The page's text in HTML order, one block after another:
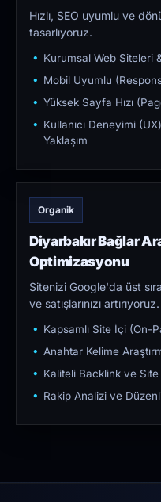
Hızlı, SEO uyumlu ve
tasarlıyoruz.
Kurumsal Web Siteleri
Mobil Uyumlu
Yüksek Sayfa Hızı
Kullanıcı Deneyimi
Yaklaşım
Organik
Diyarbakır Bağlar
Optimizasyonu
Sitenizi Google'da üst
ve satışlarınızı artırıyoruz.
Kapsamlı Site İçi (On-
Anahtar Kelime
Kaliteli Backlink ve Site
Rakip Analizi ve